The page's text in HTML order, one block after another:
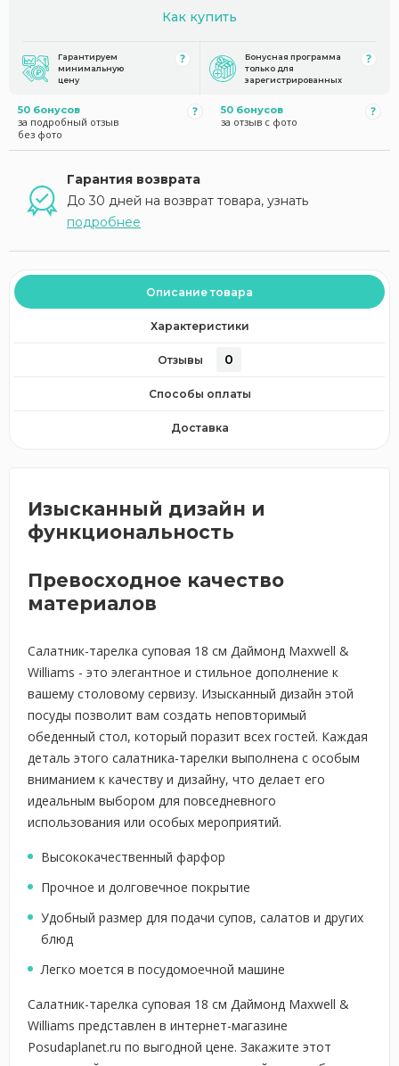
Как купить
Гарантируем
минимальную
цену
Бонусная программа
только для
зарегистрированных
50 бонусов
за подробный отзыв
без фото
50 бонусов
за отзыв с фото
Гарантия возврата
До 30 дней на возврат товара, узнать
подробнее
Описание товара
Характеристики
Отзывы 0
Способы оплаты
Доставка
Изысканный дизайн и
функциональность
Превосходное качество
материалов
Салатник-тарелка суповая 18 см Даймонд Maxwell &
Williams - это элегантное и стильное дополнение к
вашему столовому сервизу. Изысканный дизайн этой
посуды позволит вам создать неповторимый
обеденный стол, который поразит всех гостей. Каждая
деталь этого салатника-тарелки выполнена с особым
вниманием к качеству и дизайну, что делает его
идеальным выбором для повседневного
использования или особых мероприятий.
Высококачественный фарфор
Прочное и долговечное покрытие
Удобный размер для подачи супов, салатов и других
блюд
Легко моется в посудомоечной машине
Салатник-тарелка суповая 18 см Даймонд Maxwell &
Williams представлен в интернет-магазине
Posudaplanet.ru по выгодной цене. Закажите этот